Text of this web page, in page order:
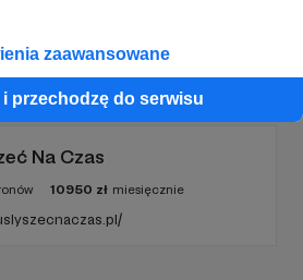
zaawansowane
przechodzę do serwisu
Na Czas
10950 zł miesięcznie